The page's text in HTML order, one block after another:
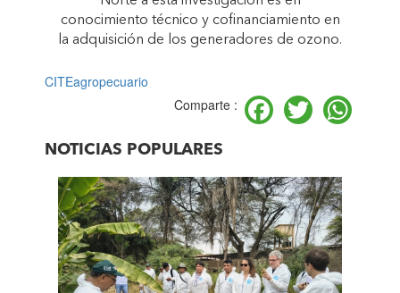
conocimiento técnico y cofinanciamiento en
la adquisición de los generadores de ozono.
CITEagropecuario
Comparte :
Facebook
Twitter
NOTICIAS POPULARES